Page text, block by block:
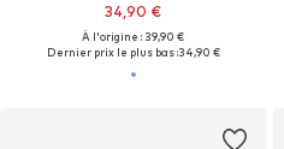
34,90 €
À l'origine : 39,90 €
Dernier prix le plus bas :34,90 €